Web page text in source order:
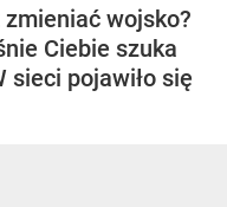
wojsko?
Ciebie szuka
sieci pojawiło się